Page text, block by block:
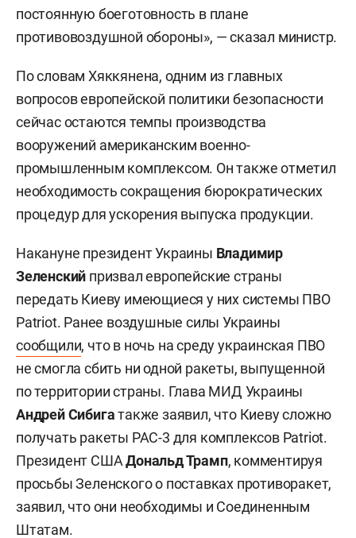
постоянную боеготовность в плане
противовоздушной обороны», — сказал министр.
По словам Хяккянена, одним из главных
вопросов европейской политики безопасности
сейчас остаются темпы производства
вооружений американским военно-
промышленным комплексом. Он также отметил
необходимость сокращения бюрократических
процедур для ускорения выпуска продукции.
Накануне президент Украины Владимир
Зеленский призвал европейские страны
передать Киеву имеющиеся у них системы ПВО
Patriot. Ранее воздушные силы Украины
сообщили, что в ночь на среду украинская ПВО
не смогла сбить ни одной ракеты, выпущенной
по территории страны. Глава МИД Украины
Андрей Сибигатакже заявил, что Киеву сложно
получать ракеты PAC-3 для комплексов Patriot.
Президент СШАДональд Трамп, комментируя
просьбы Зеленского о поставках противоракет,
заявил, что они необходимы и Соединенным
Штатам.